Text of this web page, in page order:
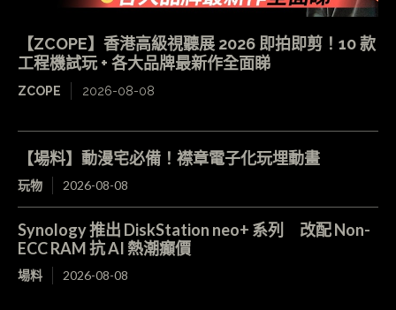
【ZCOPE】香港高級視聽展 2026 即拍即剪！10 款
工程機試玩 + 各大品牌最新作全面睇
ZCOPE 2026-08-08
【場料】動漫宅必備！襟章電子化玩埋動畫
玩物 2026-08-08
Synology 推出 DiskStation neo+ 系列 改配 Non-
ECC RAM 抗 AI 熱潮癲價
場料 2026-08-08